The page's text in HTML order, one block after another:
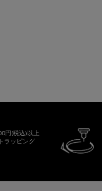
円(税込)以上
ラッピング